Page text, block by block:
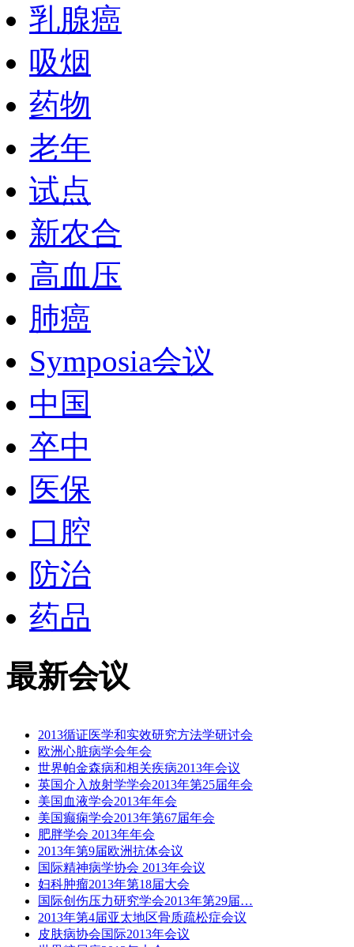
乳腺癌
吸烟
药物
老年
试点
新农合
高血压
肺癌
Symposia会议
中国
卒中
医保
口腔
防治
药品
最新会议
2013循证医学和实效研究方法学研讨会
欧洲心脏病学会年会
世界帕金森病和相关疾病2013年会议
英国介入放射学学会2013年第25届年会
美国血液学会2013年年会
美国癫痫学会2013年第67届年会
肥胖学会 2013年年会
2013年第9届欧洲抗体会议
国际精神病学协会 2013年会议
妇科肿瘤2013年第18届大会
国际创伤压力研究学会2013年第29届…
2013年第4届亚太地区骨质疏松症会议
皮肤病协会国际2013年会议